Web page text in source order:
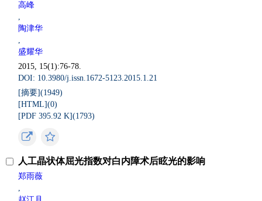
高峰
,
陶津华
,
盛耀华
2015, 15(1):76-78.
DOI: 10.3980/j.issn.1672-5123.2015.1.21
[摘要](1949)
[HTML](0)
[PDF 395.92 K](1793)
人工晶状体屈光指数对白内障术后眩光的影响
郑雨薇
,